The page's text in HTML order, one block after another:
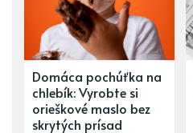
Domáca pochúťka na
chlebík: Vyrobte si
orieškové maslo bez
skrytých prísad